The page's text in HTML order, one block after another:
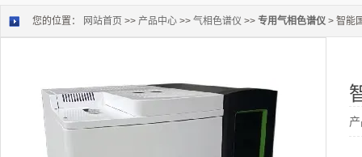
您的位置： 网站首页 >> 产品中心 >> 气相色谱仪 >> 专用气相色谱仪 > 智能